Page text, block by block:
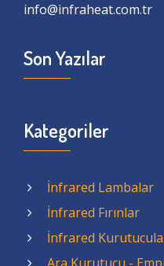
info@infraheat.com.tr
Son Yazılar
Kategoriler
İnfrared Lambalar
İnfrared Fırınlar
İnfrared